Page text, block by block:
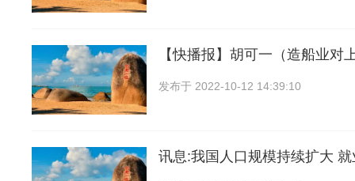
【快播报】胡可一（造船业对
发布于 2022-10-12 14:39:10
讯息:我国人口规模持续扩大